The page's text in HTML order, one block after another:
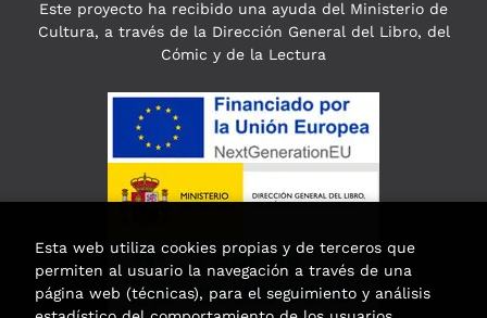
Este proyecto ha recibido una ayuda del Ministerio de
Cultura, a través de la Dirección General del Libro, del
Cómic y de la Lectura
Esta web utiliza cookies propias y de terceros que
permiten al usuario la navegación a través de una
página web (técnicas), para el seguimiento y análisis